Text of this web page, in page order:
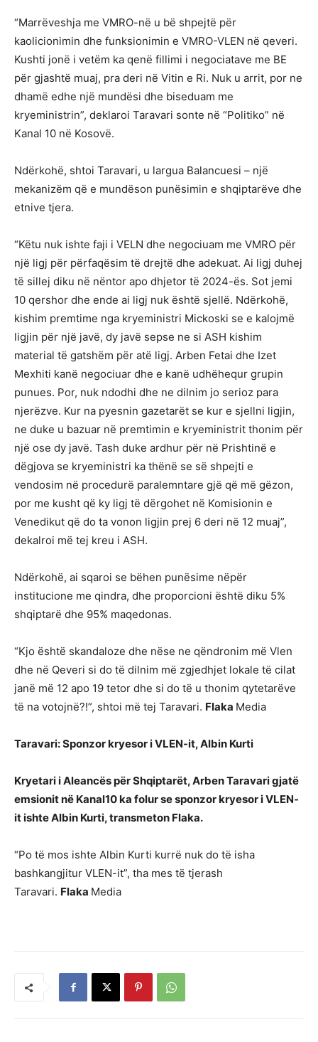
“Marrëveshja me VMRO-në u bë shpejtë për
kaolicionimin dhe funksionimin e VMRO-VLEN në qeveri.
Kushti jonë i vetëm ka qenë fillimi i negociatave me BE
për gjashtë muaj, pra deri në Vitin e Ri. Nuk u arrit, por ne
dhamë edhe një mundësi dhe biseduam me
kryeministrin”, deklaroi Taravari sonte në “Politiko” në
Kanal 10 në Kosovë.
Ndërkohë, shtoi Taravari, u largua Balancuesi – një
mekanizëm që e mundëson punësimin e shqiptarëve dhe
etnive tjera.
“Këtu nuk ishte faji i VELN dhe negociuam me VMRO për
një ligj për përfaqësim të drejtë dhe adekuat. Ai ligj duhej
të sillej diku në nëntor apo dhjetor të 2024-ës. Sot jemi
10 qershor dhe ende ai ligj nuk është sjellë. Ndërkohë,
kishim premtime nga kryeministri Mickoski se e kalojmë
ligjin për një javë, dy javë sepse ne si ASH kishim
material të gatshëm për atë ligj. Arben Fetai dhe Izet
Mexhiti kanë negociuar dhe e kanë udhëhequr grupin
punues. Por, nuk ndodhi dhe ne dilnim jo serioz para
njerëzve. Kur na pyesnin gazetarët se kur e sjellni ligjin,
ne duke u bazuar në premtimin e kryeministrit thonim për
një ose dy javë. Tash duke ardhur për në Prishtinë e
dëgjova se kryeministri ka thënë se së shpejti e
vendosim në procedurë paralemntare gjë që më gëzon,
por me kusht që ky ligj të dërgohet në Komisionin e
Venedikut që do ta vonon ligjin prej 6 deri në 12 muaj”,
dekalroi më tej kreu i ASH.
Ndërkohë, ai sqaroi se bëhen punësime nëpër
institucione me qindra, dhe proporcioni është diku 5%
shqiptarë dhe 95% maqedonas.
“Kjo është skandaloze dhe nëse ne qëndronim më Vlen
dhe në Qeveri si do të dilnim më zgjedhjet lokale të cilat
janë më 12 apo 19 tetor dhe si do të u thonim qytetarëve
të na votojnë?!”, shtoi më tej Taravari. Flaka Media
Taravari: Sponzor kryesor i VLEN-it, Albin Kurti
Kryetari i Aleancës për Shqiptarët, Arben Taravari gjatë
emsionit në Kanal10 ka folur se sponzor kryesor i VLEN-
it ishte Albin Kurti, transmeton Flaka.
“Po të mos ishte Albin Kurti kurrë nuk do të isha
bashkangjitur VLEN-it”, tha mes të tjerash
Taravari. Flaka Media